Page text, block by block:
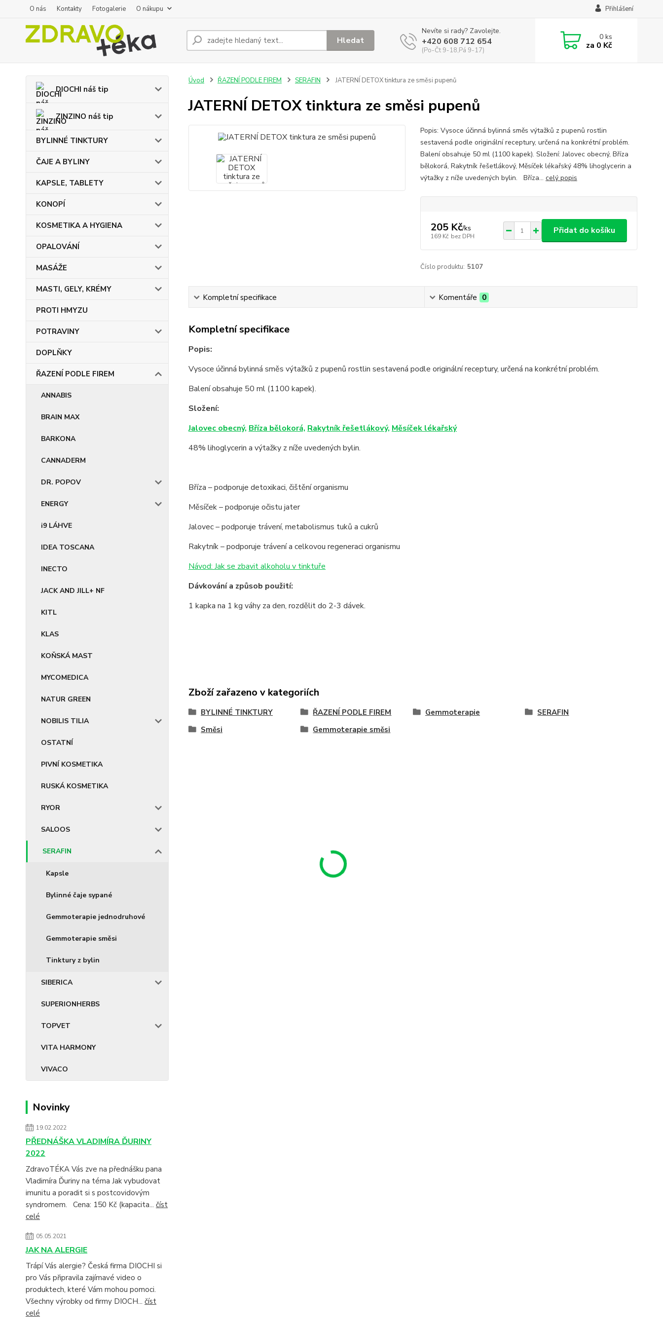
O nás Kontakty Fotogalerie O nákupu Přihlášení
Hledat
Nevíte si rady? Zavolejte.
+420 608 712 654
(Po-Čt 9-18,Pá 9-17)
0ks
za 0 Kč
DIOCHI náš tip
ZINZINO náš tip
BYLINNÉ TINKTURY
ČAJE A BYLINY
KAPSLE, TABLETY
KONOPÍ
KOSMETIKA A HYGIENA
OPALOVÁNÍ
MASÁŽE
MASTI, GELY, KRÉMY
PROTI HMYZU
POTRAVINY
DOPLŇKY
ŘAZENÍ PODLE FIREM
ANNABIS
BRAIN MAX
BARKONA
CANNADERM
DR. POPOV
ENERGY
i9 LÁHVE
IDEA TOSCANA
INECTO
JACK AND JILL+ NF
KITL
KLAS
KOŇSKÁ MAST
MYCOMEDICA
NATUR GREEN
NOBILIS TILIA
OSTATNÍ
PIVNÍ KOSMETIKA
RUSKÁ KOSMETIKA
RYOR
SALOOS
SERAFIN
Kapsle
Bylinné čaje sypané
Gemmoterapie jednodruhové
Gemmoterapie směsi
Tinktury z bylin
SIBERICA
SUPERIONHERBS
TOPVET
VITA HARMONY
VIVACO
Novinky
19.02.2022
PŘEDNÁŠKA VLADIMÍRA ĎURINY
2022
ZdravoTÉKA Vás zve na přednášku pana
Vladimíra Ďuriny na téma Jak vybudovat
imunitu a poradit si s postcovidovým
syndromem. Cena: 150 Kč (kapacita... číst
celé
05.05.2021
JAK NA ALERGIE
Trápí Vás alergie? Česká firma DIOCHI si
pro Vás připravila zajímavé video o
produktech, které Vám mohou pomoci.
Všechny výrobky od firmy DIOCH... číst
celé
Úvod ŘAZENÍ PODLE FIREM SERAFIN JATERNÍ DETOX tinktura ze směsi pupenů
JATERNÍ DETOX tinktura ze směsi pupenů
Popis: Vysoce účinná bylinná směs výtažků z pupenů rostlin
sestavená podle originální receptury, určená na konkrétní problém.
Balení obsahuje 50 ml (1100 kapek). Složení: Jalovec obecný, Bříza
bělokorá, Rakytník řešetlákový, Měsíček lékařský 48% lihoglycerin a
výtažky z níže uvedených bylin. Bříza... celý popis
205 Kč/ks
169 Kč bez DPH
Přidat do košíku
Číslo produktu: 5107
Kompletní specifikace Komentáře 0
Kompletní specifikace
Popis:
Vysoce účinná bylinná směs výtažků z pupenů rostlin sestavená podle originální receptury, určená na konkrétní problém.
Balení obsahuje 50 ml (1100 kapek).
Složení:
Jalovec obecný, Bříza bělokorá, Rakytník řešetlákový, Měsíček lékařský
48% lihoglycerin a výtažky z níže uvedených bylin.
Bříza – podporuje detoxikaci, čištění organismu
Měsíček – podporuje očistu jater
Jalovec – podporuje trávení, metabolismus tuků a cukrů
Rakytník – podporuje trávení a celkovou regeneraci organismu
Návod: Jak se zbavit alkoholu v tinktuře
Dávkování a způsob použití:
1 kapka na 1 kg váhy za den, rozdělit do 2-3 dávek.
Zboží zařazeno v kategoriích
BYLINNÉ TINKTURY ŘAZENÍ PODLE FIREM Gemmoterapie
SERAFIN
Směsi
Gemmoterapie směsi